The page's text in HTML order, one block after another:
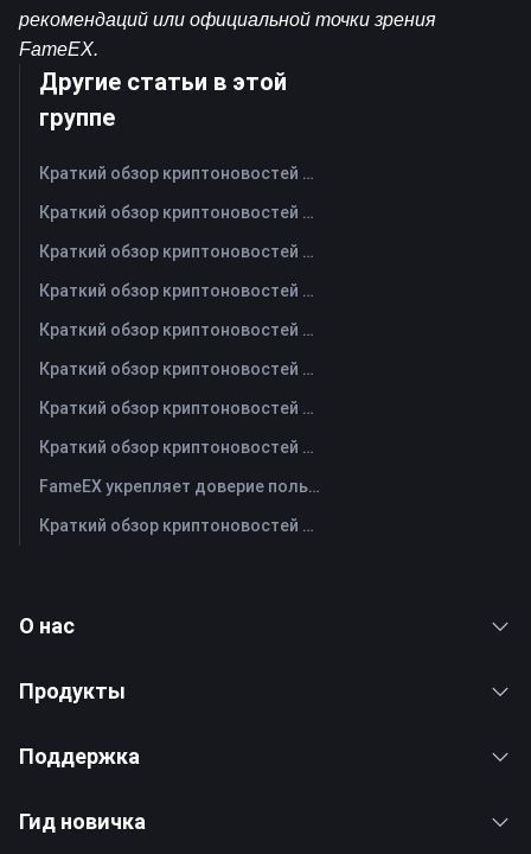
рекомендаций или официальной точки зрения
FameEX.
Другие статьи в этой
группе
Краткий обзор криптоновостей FameEX за сегодня | 7 августа 2026 г
Краткий обзор криптоновостей FameEX за сегодня | 6 августа 2026 г
Краткий обзор криптоновостей FameEX за сегодня | 5 августа 2026 г
Краткий обзор криптоновостей FameEX за сегодня | 4 августа 2026 г
Краткий обзор криптоновостей FameEX за сегодня | 3 августа 2026 г
Краткий обзор криптоновостей FameEX за сегодня | 31 июля 2026 г
Краткий обзор криптоновостей FameEX за сегодня | 30 июля 2026 г
Краткий обзор криптоновостей FameEX за сегодня | 29 июля 2026 г
FameEX укрепляет доверие пользователей благодаря восьми годам стабильной работы и глобальному росту
Краткий обзор криптоновостей FameEX за сегодня | 28 июля 2026 г
О нас
Продукты
Поддержка
Гид новичка